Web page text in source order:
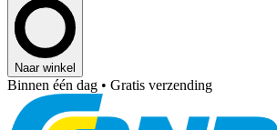
Naar winkel
Binnen één dag • Gratis verzending